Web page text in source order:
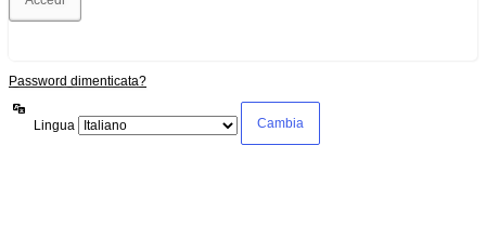
Password dimenticata?
Lingua